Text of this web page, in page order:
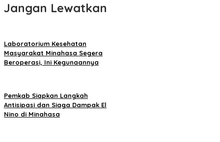
Jangan Lewatkan
Laboratorium Kesehatan
Masyarakat Minahasa Segera
Beroperasi, Ini Kegunaannya
Pemkab Siapkan Langkah
Antisipasi dan Siaga Dampak El
Nino di Minahasa